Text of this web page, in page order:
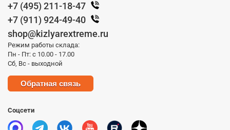
+7 (495) 211-18-47
+7 (911) 924-49-40
shop@kizlyarextreme.ru
Режим работы склада:
Пн - Пт: с 10.00 - 17.00
Сб, Вс - выходной
Обратная связь
Соцсети